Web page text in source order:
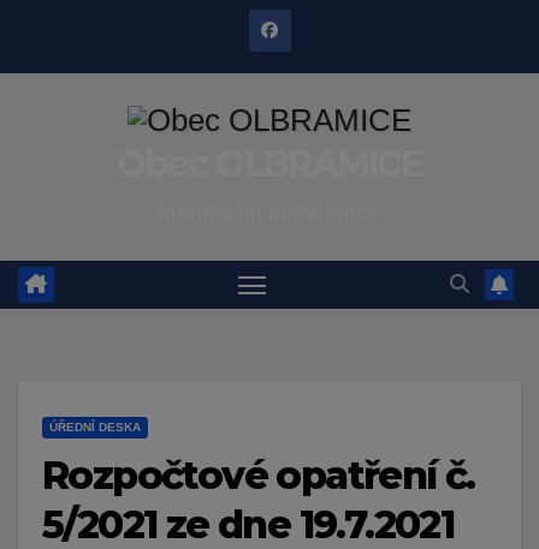
ÚŘEDNÍ DESKA
Rozpočtové opatření č.
5/2021 ze dne 19.7.2021